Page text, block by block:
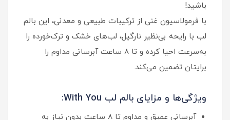
باشید!
با فرمولاسیون غنی از ترکیبات طبیعی و معدنی، این بالم
لب با رایحه بی‌نظیر نارگیل، لب‌های خشک و ترک‌خورده را
به‌سرعت احیا کرده و تا ۸ ساعت آبرسانی مداوم را
برایتان تضمین می‌کند.
ویژگی‌ها و مزایای بالم لب With You:
آبرسانی عمیق و مداوم تا ۸ ساعت بدون نیاز به